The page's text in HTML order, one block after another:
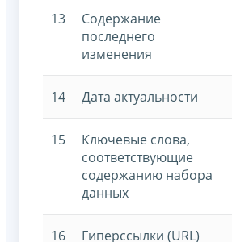
13
Содержание
последнего
изменения
14 Дата актуальности
15
Ключевые слова,
соответствующие
содержанию набора
данных
16
Гиперссылки (URL)